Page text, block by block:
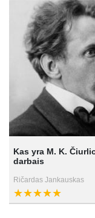
Kas yra M. K.
darbais
Ričardas Jankauskas